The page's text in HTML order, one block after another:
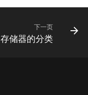
下一页
存储器的分类